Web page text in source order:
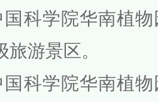
科学院华南植
旅游景区。
科学院华南植